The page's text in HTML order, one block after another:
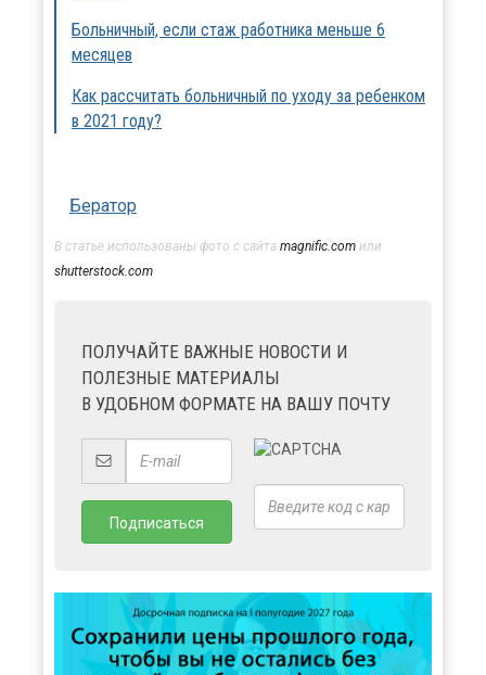
Больничный, если стаж работника меньше 6
месяцев
Как рассчитать больничный по уходу за ребенком
в 2021 году?
Бератор
В статье использованы фото с сайта magnific.com или
shutterstock.com
ПОЛУЧАЙТЕ ВАЖНЫЕ НОВОСТИ И
ПОЛЕЗНЫЕ МАТЕРИАЛЫ
В УДОБНОМ ФОРМАТЕ НА ВАШУ ПОЧТУ